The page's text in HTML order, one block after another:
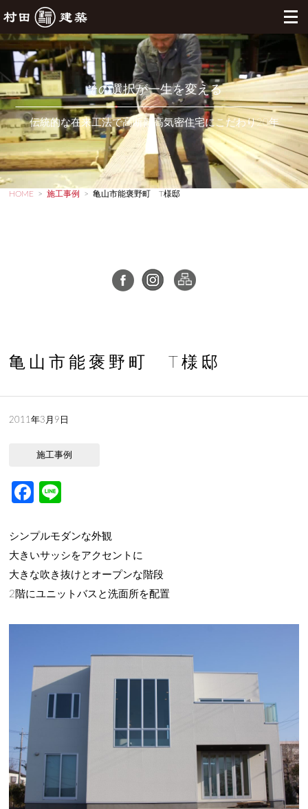
その選択が一生を変える
伝統的な在来工法で高断熱高気密住宅にこだわり20年
HOME >施工事例 >亀山市能褒野町 T様邸
亀山市能褒野町 T様邸
2011年3月9日
施工事例
Facebook
シンプルモダンな外観
大きいサッシをアクセントに
大きな吹き抜けとオープンな階段
2階にユニットバスと洗面所を配置